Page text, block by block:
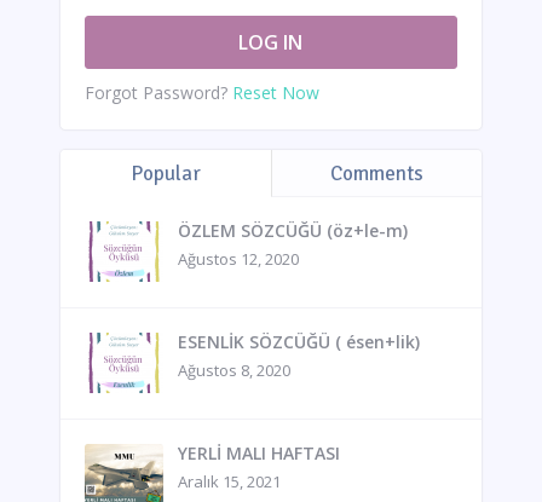
Forgot Password? Reset Now
Popular Comments
ÖZLEM SÖZCÜĞÜ (öz+le-m)
Ağustos 12, 2020
ESENLİK SÖZCÜĞÜ ( ésen+lik)
Ağustos 8, 2020
YERLİ MALI HAFTASI
Aralık 15, 2021